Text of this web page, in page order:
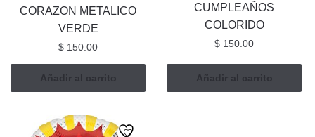
CORAZON METALICO
VERDE
$ 150.00
Añadir al carrito
CUMPLEAÑOS
COLORIDO
$ 150.00
Añadir al carrito